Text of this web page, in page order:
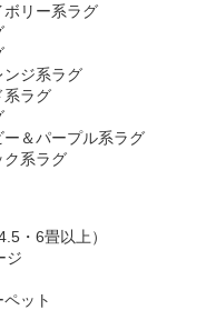
ボリー系ラグ
ンジ系ラグ
系ラグ
＆パープル系ラグ
ク系ラグ
・6畳以上）
ジ
ット